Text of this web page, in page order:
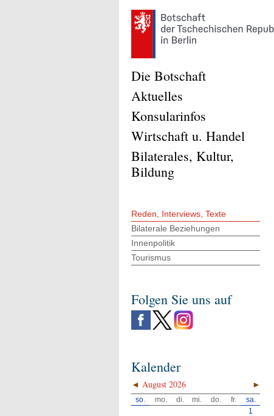
Die Botschaft
Aktuelles
Konsularinfos
Wirtschaft u. Handel
Bilaterales, Kultur,
Bildung
Reden, Interviews, Texte
Bilaterale Beziehungen
Innenpolitik
Tourismus
Folgen Sie uns auf
Kalender
◄ ►
August 2026
so. mo. di. mi. do. fr.
sa.
1